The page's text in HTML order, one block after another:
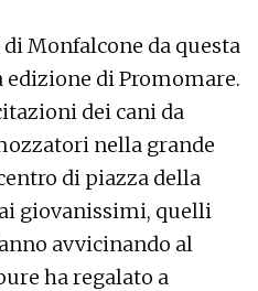
Monfalcone da questa
edizione di Promomare.
dei cani da
nella grande
di piazza della
giovanissimi, quelli
avvicinando al
ha regalato a